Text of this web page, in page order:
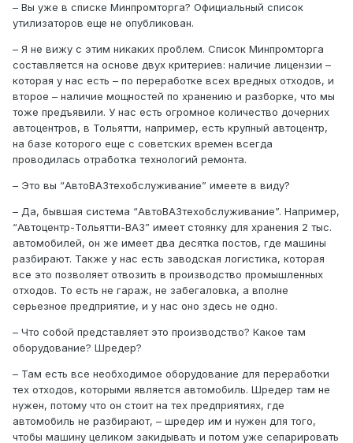
– Вы уже в списке Минпромторга? Официальный список
утилизаторов еще не опубликован.
– Я не вижу с этим никаких проблем. Список Минпромторга
составляется на основе двух критериев: наличие лицензии –
которая у нас есть – по переработке всех вредных отходов, и
второе – наличие мощностей по хранению и разборке, что мы
тоже предъявили. У нас есть огромное количество дочерних
автоцентров, в Тольятти, например, есть крупный автоцентр,
на базе которого еще с советских времен всегда
проводилась отработка технологий ремонта.
– Это вы “АвтоВАЗтехобслуживание” имеете в виду?
– Да, бывшая система “АвтоВАЗтехобслуживание”. Например,
“Автоцентр-Тольятти-ВАЗ” имеет стоянку для хранения 2 тыс.
автомобилей, он же имеет два десятка постов, где машины
разбирают. Также у нас есть заводская логистика, которая
все это позволяет отвозить в производство промышленных
отходов. То есть не гараж, не забегаловка, а вполне
серьезное предприятие, и у нас оно здесь не одно.
– Что собой представляет это производство? Какое там
оборудование? Шредер?
– Там есть все необходимое оборудование для переработки
тех отходов, которыми является автомобиль. Шредер там не
нужен, потому что он стоит на тех предприятиях, где
автомобиль не разбирают, – шредер им и нужен для того,
чтобы машину целиком закидывать и потом уже сепарировать